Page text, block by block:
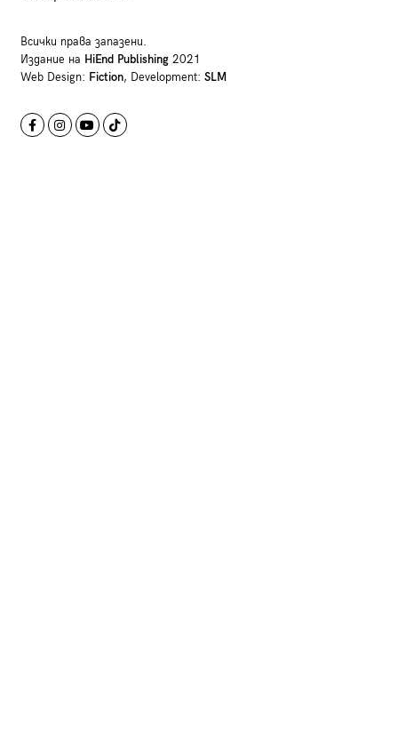
Всички права запазени.
Издание на HiEnd Publishing2021
Web Design: Fiction, Development: SLM